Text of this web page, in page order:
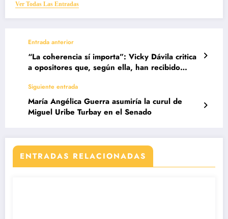
Ver Todas Las Entradas
Entrada anterior
“La coherencia sí importa”: Vicky Dávila critica
a opositores que, según ella, han recibido
Siguiente entrada
María Angélica Guerra asumiría la curul de
Miguel Uribe Turbay en el Senado
ENTRADAS RELACIONADAS